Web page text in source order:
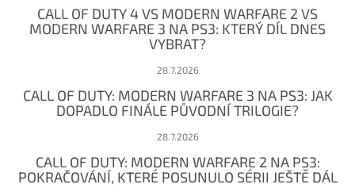
CALL OF DUTY 4 VS MODERN WARFARE 2 VS
MODERN WARFARE 3 NA PS3: KTERÝ DÍL DNES
VYBRAT?
28.7.2026
CALL OF DUTY: MODERN WARFARE 3 NA PS3: JAK
DOPADLO FINÁLE PŮVODNÍ TRILOGIE?
28.7.2026
CALL OF DUTY: MODERN WARFARE 2 NA PS3:
POKRAČOVÁNÍ, KTERÉ POSUNULO SÉRII JEŠTĚ DÁL